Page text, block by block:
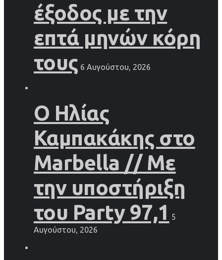
έξοδος με την
επτά μηνών κόρη
τους 6 Αυγούστου, 2026
Ο Ηλίας
Καμπακάκης στο
Marbella // Με
την υποστήριξη
του Party 97,1
5
Αυγούστου, 2026